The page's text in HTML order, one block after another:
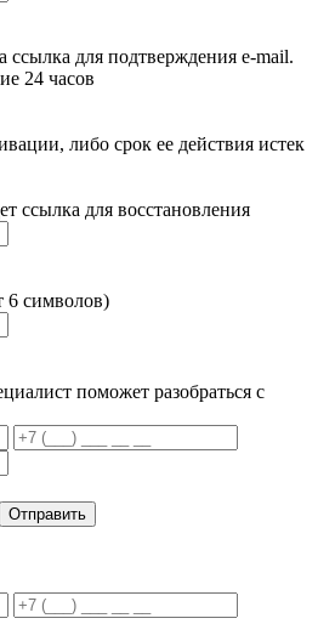
ссылка для подтверждения e-mail.
24 часов
либо срок ее действия истек
ссылка для восстановления
6 символов)
поможет разобраться с
Отправить